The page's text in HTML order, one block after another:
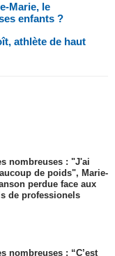
Marie, le
enfants ?
athlète de haut
nombreuses : "J'ai
de poids", Marie-
perdue face aux
de professionels
nombreuses : “C’est